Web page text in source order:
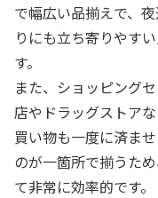
で幅広い品揃えで、
りにも立ち寄りやす
す。
また、ショッピング
店やドラッグストア
買い物も一度に済ま
のが一箇所で揃うた
て非常に効率的です。